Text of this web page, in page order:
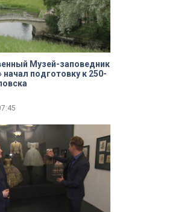
Музей-заповедник
начал подготовку к 250-